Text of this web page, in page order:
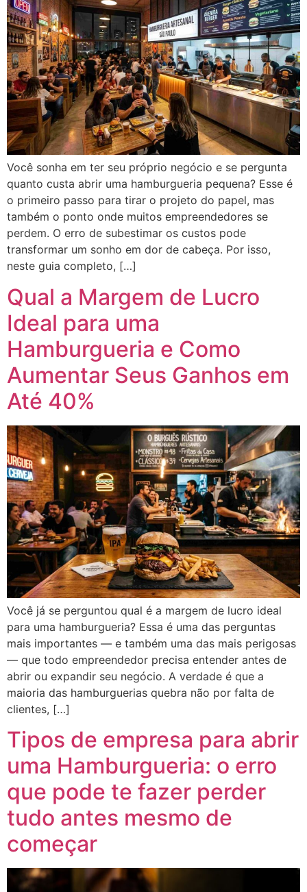
Você sonha em ter seu próprio negócio e se pergunta
quanto custa abrir uma hamburgueria pequena? Esse é
o primeiro passo para tirar o projeto do papel, mas
também o ponto onde muitos empreendedores se
perdem. O erro de subestimar os custos pode
transformar um sonho em dor de cabeça. Por isso,
neste guia completo, […]
Qual a Margem de Lucro
Ideal para uma
Hamburgueria e Como
Aumentar Seus Ganhos em
Até 40%
Você já se perguntou qual é a margem de lucro ideal
para uma hamburgueria? Essa é uma das perguntas
mais importantes — e também uma das mais perigosas
— que todo empreendedor precisa entender antes de
abrir ou expandir seu negócio. A verdade é que a
maioria das hamburguerias quebra não por falta de
clientes, […]
Tipos de empresa para abrir
uma Hamburgueria: o erro
que pode te fazer perder
tudo antes mesmo de
começar